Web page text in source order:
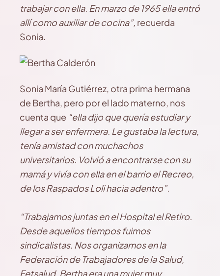
trabajar con ella. En marzo de 1965 ella entró
allí como auxiliar de cocina”, recuerda
Sonia.
Sonia María Gutiérrez, otra prima hermana
de Bertha, pero por el lado materno, nos
cuenta que “ella dijo que quería estudiar y
llegar a ser enfermera. Le gustaba la lectura,
tenía amistad con muchachos
universitarios. Volvió a encontrarse con su
mamá y vivía con ella en el barrio el Recreo,
de los Raspados Loli hacia adentro”.
“Trabajamos juntas en el Hospital el Retiro.
Desde aquellos tiempos fuimos
sindicalistas. Nos organizamos en la
Federación de Trabajadores de la Salud,
Fetsalud. Bertha era una mujer muy